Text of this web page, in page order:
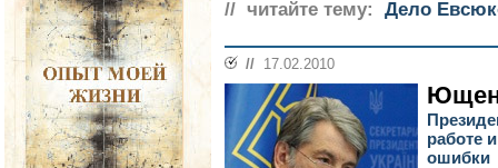
// читайте тему:
Дело
// 17.02.2010
работе
ошибки